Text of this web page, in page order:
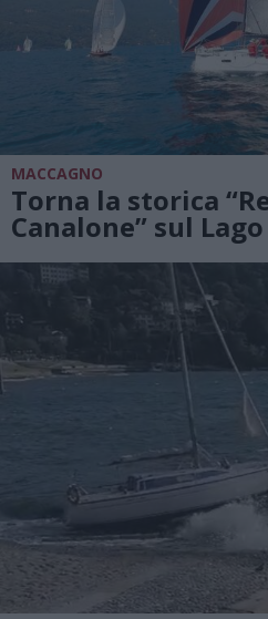
MACCAGNO
Torna la storica
Canalone” sul